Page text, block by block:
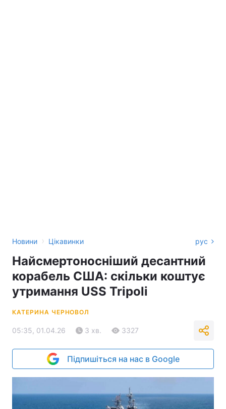
Новини › Цікавинки рус
Найсмертоносніший десантний
корабель США: скільки коштує
утримання USS Tripoli
КАТЕРИНА ЧЕРНОВОЛ
05:35, 01.04.26 3 хв. 3327
Підпишіться на нас в Google